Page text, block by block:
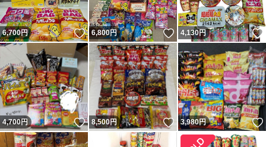
6,700円 いいね！
6,800円 いいね！
4,130円
4,700円 いいね！
8,500円 いいね！
3,980円